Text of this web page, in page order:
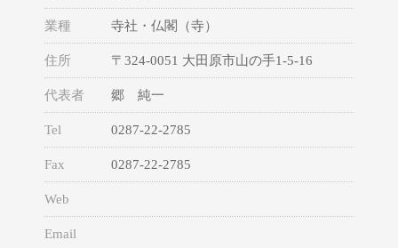
業種 寺社・仏閣（寺）
住所 〒324-0051 大田原市山の手1-5-16
代表者 郷 純一
Tel 0287-22-2785
Fax 0287-22-2785
Web
Email